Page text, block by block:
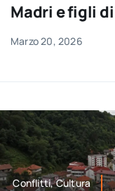
Madri e figli
Marzo 20, 2026
Conflitti, Cultura